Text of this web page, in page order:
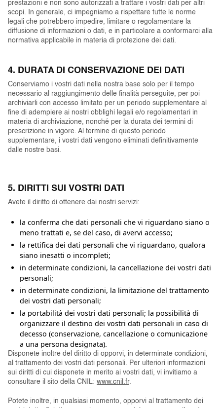
prestazioni e non sono autorizzati a trattare i vostri dati per altri
scopi. In generale, ci impegniamo a rispettare tutte le norme
legali che potrebbero impedire, limitare o regolamentare la
diffusione di informazioni o dati, e in particolare a conformarci alla
normativa applicabile in materia di protezione dei dati.
4. DURATA DI CONSERVAZIONE DEI DATI
Conserviamo i vostri dati nella nostra base solo per il tempo
necessario al raggiungimento delle finalità perseguite, per poi
archiviarli con accesso limitato per un periodo supplementare al
fine di adempiere ai nostri obblighi legali e/o regolamentari in
materia di archiviazione, nonché per la durata dei termini di
prescrizione in vigore. Al termine di questo periodo
supplementare, i vostri dati vengono eliminati definitivamente
dalle nostre basi.
5. DIRITTI SUI VOSTRI DATI
Avete il diritto di ottenere dai nostri servizi:
la conferma che dati personali che vi riguardano siano o
meno trattati e, se del caso, di avervi accesso;
la rettifica dei dati personali che vi riguardano, qualora
siano inesatti o incompleti;
in determinate condizioni, la cancellazione dei vostri dati
personali;
in determinate condizioni, la limitazione del trattamento
dei vostri dati personali;
la portabilità dei vostri dati personali; la possibilità di
organizzare il destino dei vostri dati personali in caso di
decesso (conservazione, cancellazione o comunicazione
a una persona designata).
Disponete inoltre del diritto di opporvi, in determinate condizioni,
al trattamento dei vostri dati personali. Per ulteriori informazioni
sui diritti di cui disponete in merito ai vostri dati, vi invitiamo a
consultare il sito della CNIL: www.cnil.fr.
Potete inoltre, in qualsiasi momento, opporvi al trattamento dei